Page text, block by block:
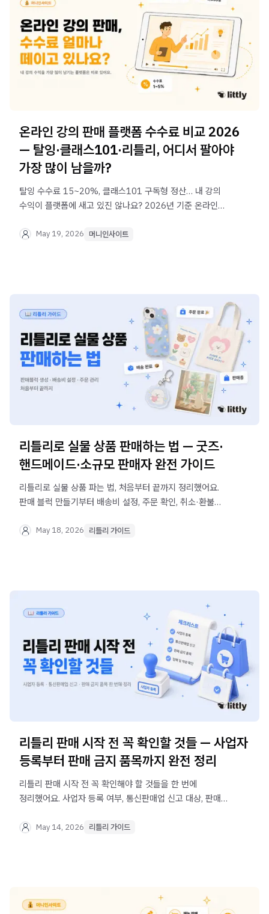
온라인 강의 판매 플랫폼 수수료 비교 2026
— 탈잉·클래스101·리틀리, 어디서 팔아야
가장 많이 남을까?
탈잉 수수료 15~20%, 클래스101 구독형 정산… 내 강의
수익이 플랫폼에 새고 있진 않나요? 2026년 기준 온라인
방법을 알려드립니다.
May 19, 2026 머니인사이트
리틀리로 실물 상품 판매하는 법 — 굿즈·
핸드메이드·소규모 판매자 완전 가이드
리틀리로 실물 상품 파는 법, 처음부터 끝까지 정리했어요.
판매 블럭 만들기부터 배송비 설정, 주문 확인, 취소·환불
May 18, 2026 리틀리 가이드
리틀리 판매 시작 전 꼭 확인할 것들 — 사업자
등록부터 판매 금지 품목까지 완전 정리
리틀리 판매 시작 전 꼭 확인해야 할 것들을 한 번에
정리했어요. 사업자 등록 여부, 통신판매업 신고 대상, 판매
May 14, 2026 리틀리 가이드